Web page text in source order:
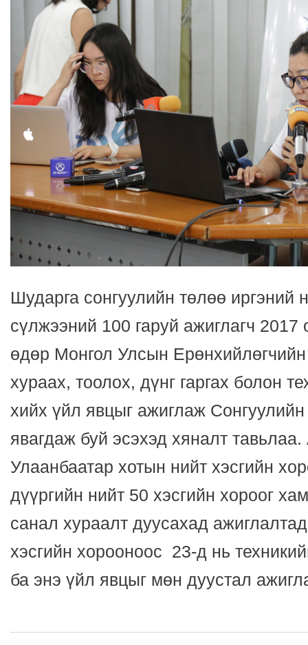
Шударга сонгуулийн төлөө иргэний
сүлжээний 100 гаруй ажиглагч
өдөр Монгол Улсын
хураах, тоолох, дүнг гаргах болон
хийх үйл явцыг ажиглаж Сонгуулийн
явагдаж буй эсэхэд хяналт
Улаанбаатар хотын нийт хэсгийн
дүүргийн нийт 50 хэсгийн хороог
санал хураалт дуусахад
хэсгийн хорооноос 23-д нь
ба энэ үйл явцыг мөн дуустал